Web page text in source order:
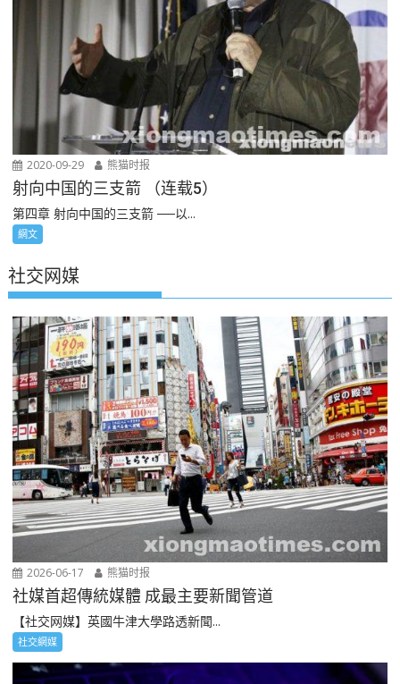
2020-09-29 熊猫时报
射向中国的三支箭 （连载5）
第四章 射向中国的三支箭 ──以...
網文
社交网媒
2026-06-17 熊猫时报
社媒首超傳統媒體 成最主要新聞管道
【社交网媒】英國牛津大學路透新聞...
社交網媒